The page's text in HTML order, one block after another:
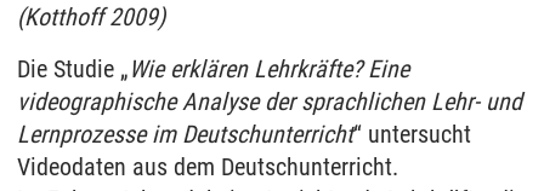
(Kotthoff 2009)
Die Studie „Wie erklären Lehrkräfte? Eine
videographische Analyse der sprachlichen Lehr- und
Lernprozesse im Deutschunterricht“ untersucht
Videodaten aus dem Deutschunterricht.